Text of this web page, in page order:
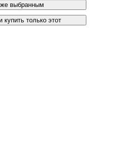
выбранным
купить только этот